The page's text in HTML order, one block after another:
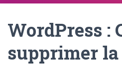
WordPress :
supprimer la